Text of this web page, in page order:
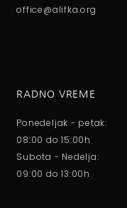
office@alifka.org
RADNO VREME
Ponedeljak - petak:
08:00 do 15:00h
Subota - Nedelja:
09:00 do 13:00h